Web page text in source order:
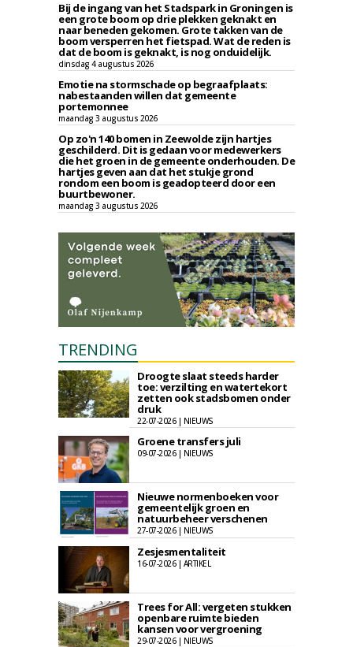
Bij de ingang van het Stadspark in Groningen is
een grote boom op drie plekken geknakt en
naar beneden gekomen. Grote takken van de
boom versperren het fietspad. Wat de reden is
dat de boom is geknakt, is nog onduidelijk.
dinsdag 4 augustus 2026
Emotie na stormschade op begraafplaats:
nabestaanden willen dat gemeente
portemonnee
maandag 3 augustus 2026
Op zo'n 140 bomen in Zeewolde zijn hartjes
geschilderd. Dit is gedaan voor medewerkers
die het groen in de gemeente onderhouden. De
hartjes geven aan dat het stukje grond
rondom een boom is geadopteerd door een
buurtbewoner.
maandag 3 augustus 2026
TRENDING
Droogte slaat steeds harder
toe: verzilting en watertekort
zetten ook stadsbomen onder
druk
22-07-2026 | NIEUWS
Groene transfers juli
09-07-2026 | NIEUWS
Nieuwe normenboeken voor
gemeentelijk groen en
natuurbeheer verschenen
27-07-2026 | NIEUWS
Zesjesmentaliteit
16-07-2026 | ARTIKEL
Trees for All: vergeten stukken
openbare ruimte bieden
kansen voor vergroening
29-07-2026 | NIEUWS